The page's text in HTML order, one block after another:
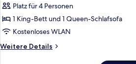
Suite
anzeigen
Platz für 4 Personen
1 King-Bett und 1 Queen-Schlafsofa
Kostenloses WLAN
Weitere Details
Weitere